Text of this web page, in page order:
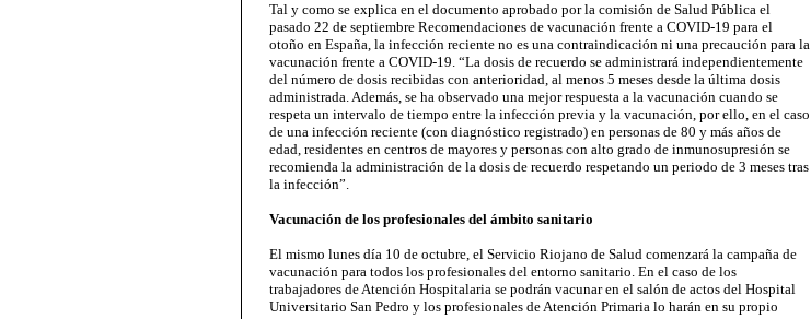
Tal y como se explica en el documento aprobado por la comisión de Salud Pública el
pasado 22 de septiembre Recomendaciones de vacunación frente a COVID-19 para el
otoño en España, la infección reciente no es una contraindicación ni una precaución para la
vacunación frente a COVID-19. “La dosis de recuerdo se administrará independientemente
del número de dosis recibidas con anterioridad, al menos 5 meses desde la última dosis
administrada. Además, se ha observado una mejor respuesta a la vacunación cuando se
respeta un intervalo de tiempo entre la infección previa y la vacunación, por ello, en el caso
de una infección reciente (con diagnóstico registrado) en personas de 80 y más años de
edad, residentes en centros de mayores y personas con alto grado de inmunosupresión se
recomienda la administración de la dosis de recuerdo respetando un periodo de 3 meses tras
la infección”.
Vacunación de los profesionales del ámbito sanitario
El mismo lunes día 10 de octubre, el Servicio Riojano de Salud comenzará la campaña de
vacunación para todos los profesionales del entorno sanitario. En el caso de los
trabajadores de Atención Hospitalaria se podrán vacunar en el salón de actos del Hospital
Universitario San Pedro y los profesionales de Atención Primaria lo harán en su propio